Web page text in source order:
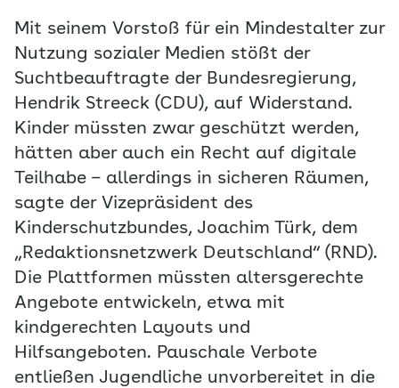
Mit seinem Vorstoß für ein Mindestalter zur
Nutzung sozialer Medien stößt der
Suchtbeauftragte der Bundesregierung,
Hendrik Streeck (CDU), auf Widerstand.
Kinder müssten zwar geschützt werden,
hätten aber auch ein Recht auf digitale
Teilhabe – allerdings in sicheren Räumen,
sagte der Vizepräsident des
Kinderschutzbundes, Joachim Türk, dem
„Redaktionsnetzwerk Deutschland“ (RND).
Die Plattformen müssten altersgerechte
Angebote entwickeln, etwa mit
kindgerechten Layouts und
Hilfsangeboten. Pauschale Verbote
entließen Jugendliche unvorbereitet in die